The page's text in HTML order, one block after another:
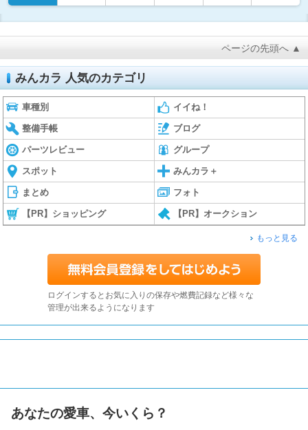
ページの先頭へ ▲
みんカラ 人気のカテゴリ
車種別 イイね！
整備手帳 ブログ
パーツレビュー グループ
スポット みんカラ＋
まとめ フォト
【PR】ショッピング 【PR】オークション
もっと見る
ログインするとお気に入りの保存や燃費記録など様々な
管理が出来るようになります
あなたの愛車、今いくら？